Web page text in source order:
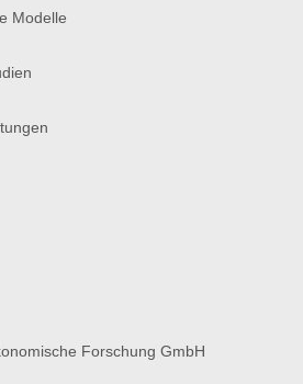
Modelle
Forschung GmbH